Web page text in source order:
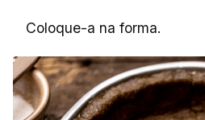
Coloque-a na forma.